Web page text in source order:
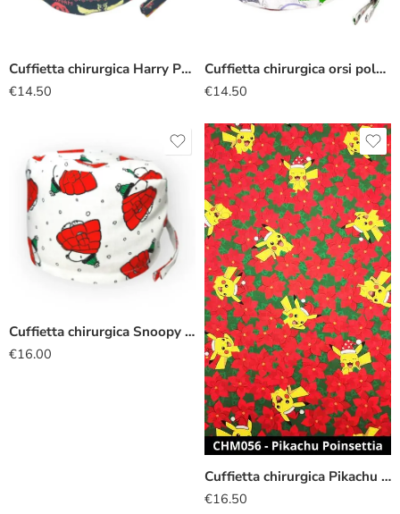
Cuffietta chirurgica Harry Potter maglione
€14.50
Cuffietta chirurgica orsi polari
€14.50
Cuffietta chirurgica Snoopy cappotto gonfio
€16.00
Cuffietta chirurgica Pikachu poinsettia
€16.50